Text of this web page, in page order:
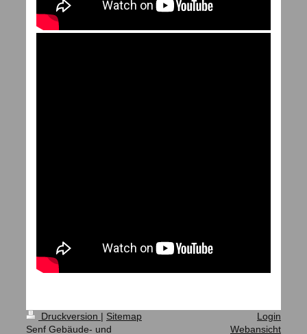
Druckversion | Sitemap
Senf Gebäude- und
Login
Webansicht